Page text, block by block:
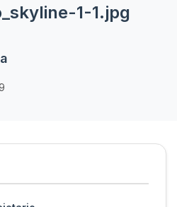
1-1.jpg